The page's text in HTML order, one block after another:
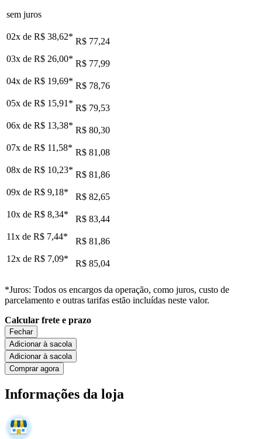
sem juros
02x de R$ 38,62* R$ 77,24
03x de R$ 26,00* R$ 77,99
04x de R$ 19,69* R$ 78,76
05x de R$ 15,91 * R$ 79,53
06x de R$ 13,38* R$ 80,30
07x de R$ 11,58* R$ 81,08
08x de R$ 10,23* R$ 81,86
09x de R$ 9,18*
R$ 82,65
10x de R$ 8,34*
R$ 83,44
11x de R$ 7,44*
R$ 81,86
12x de R$ 7,09* R$ 85,04
*Juros: Todos os encargos da operação, como juros, custo de
parcelamento e outras tarifas estão incluídas neste valor.
Calcular frete e prazo
Fechar
Adicionar à sacola
Adicionar à sacola
Comprar agora
Informações da loja